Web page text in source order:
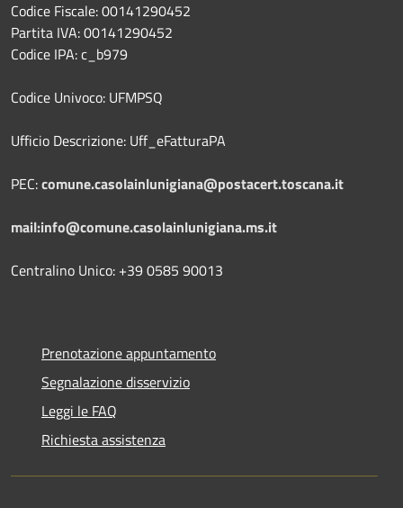
Codice Fiscale: 00141290452
Partita IVA: 00141290452
Codice IPA: c_b979
Codice Univoco: UFMPSQ
Ufficio Descrizione: Uff_eFatturaPA
PEC:comune.casolainlunigiana@postacert.toscana.it
mail:info@comune.casolainlunigiana.ms.it
Centralino Unico: +39 0585 90013
Prenotazione appuntamento
Segnalazione disservizio
Leggi le FAQ
Richiesta assistenza